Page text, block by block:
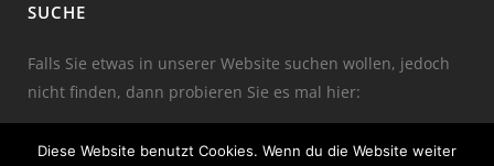
SUCHE
Falls Sie etwas in unserer Website suchen wollen, jedoch
nicht finden, dann probieren Sie es mal hier:
Diese Website benutzt Cookies. Wenn du die Website weiter